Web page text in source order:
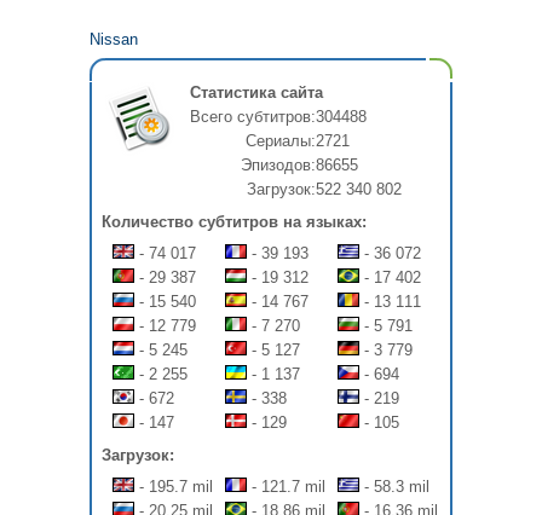
Nissan
Статистика сайта
Всего субтитров:304488
Сериалы:2721
Эпизодов:86655
Загрузок:522 340 802
Количество субтитров на языках:
- 74 017
- 39 193
- 36 072
- 29 387
- 19 312
- 17 402
- 15 540
- 14 767
- 13 111
- 12 779
- 7 270
- 5 791
- 5 245
- 5 127
- 3 779
- 2 255
- 1 137
- 694
- 672
- 338
- 219
- 147
- 129
- 105
Загрузок:
- 195.7 mil
- 121.7 mil
- 58.3 mil
- 20.25 mil
- 18.86 mil
- 16.36 mil